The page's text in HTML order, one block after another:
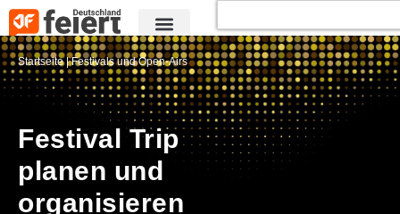
Startseite|Festivals und Open-Airs
Festival Trip
planen und
organisieren